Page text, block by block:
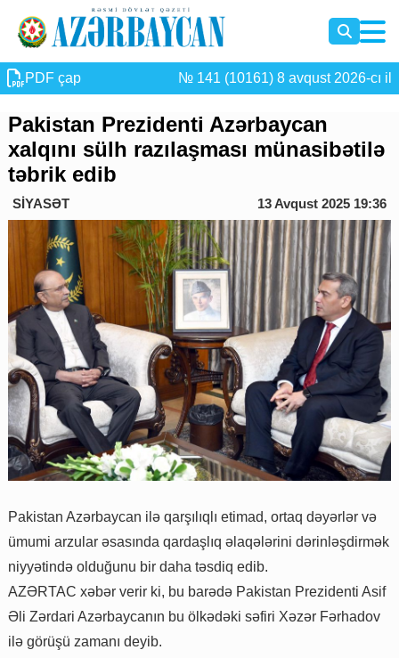
PDF çap № 141 (10161) 8 avqust 2026-cı il
Pakistan Prezidenti Azərbaycan
xalqını sülh razılaşması münasibətilə
təbrik edib
SİYASƏT 13 Avqust 2025 19:36
Pakistan Azərbaycan ilə qarşılıqlı etimad, ortaq dəyərlər və
ümumi arzular əsasında qardaşlıq əlaqələrini dərinləşdirmək
niyyətində olduğunu bir daha təsdiq edib.
AZƏRTAC xəbər verir ki, bu barədə Pakistan Prezidenti Asif
Əli Zərdari Azərbaycanın bu ölkədəki səfiri Xəzər Fərhadov
ilə görüşü zamanı deyib.